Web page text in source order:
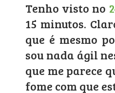
Tenho visto no
15 minutos.
que é mesmo
sou nada ágil
que me parece
fome com que